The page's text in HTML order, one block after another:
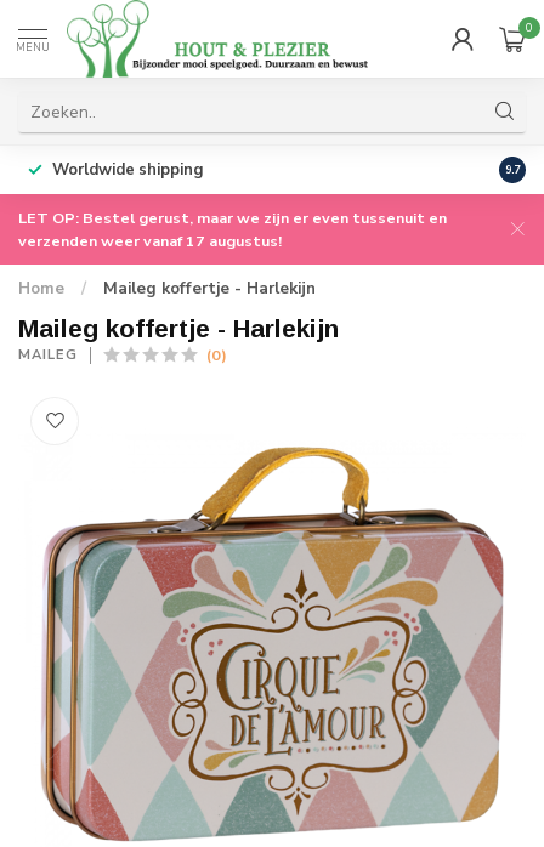
MENU
0
Worldwide shipping 9.7
LET OP: Bestel gerust, maar we zijn er even tussenuit en
verzenden weer vanaf 17 augustus!
Home / Maileg koffertje - Harlekijn
Maileg koffertje - Harlekijn
MAILEG (0)